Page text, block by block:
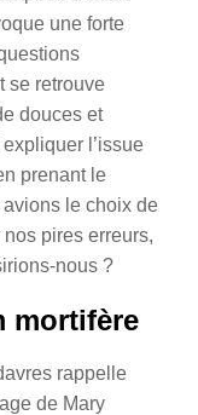
une forte
se retrouve
douces et
l’issue
prenant le
le choix de
pires erreurs,
nous ?
mortifère
rappelle
de Mary